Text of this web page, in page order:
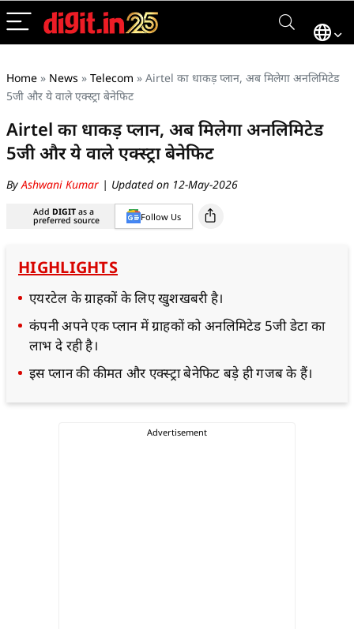
Home » News » Telecom » Airtel का धाकड़ प्लान, अब मिलेगा अनलिमिटेड
5जी और ये वाले एक्स्ट्रा बेनेफिट
Airtel का धाकड़ प्लान, अब मिलेगा अनलिमिटेड
5जी और ये वाले एक्स्ट्रा बेनेफिट
ByAshwani Kumar | Updated on 12-May-2026
Add DIGIT as a
preferred source Follow Us
HIGHLIGHTS
एयरटेल के ग्राहकों के लिए खुशखबरी है।
कंपनी अपने एक प्लान में ग्राहकों को अनलिमिटेड 5जी डेटा का
लाभ दे रही है।
इस प्लान की कीमत और एक्स्ट्रा बेनेफिट बड़े ही गजब के हैं।